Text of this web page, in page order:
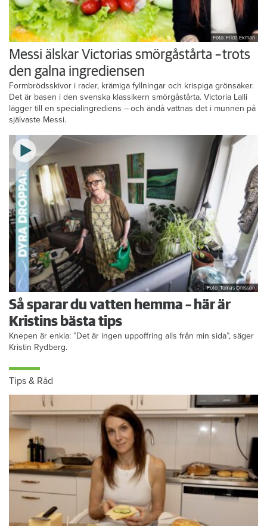
Foto: Frida Ekman
Messi älskar Victorias smörgåstårta – trots
den galna ingrediensen
Formbrödsskivor i rader, krämiga fyllningar och krispiga grönsaker.
Det är basen i den svenska klassikern smörgåstårta. Victoria Lalli
lägger till en specialingrediens – och ändå vattnas det i munnen på
självaste Messi.
Foto: Tomas Ohlsson
Så sparar du vatten hemma – här är
Kristins bästa tips
Knepen är enkla: ”Det är ingen uppoffring alls från min sida”, säger
Kristin Rydberg.
Tips & Råd